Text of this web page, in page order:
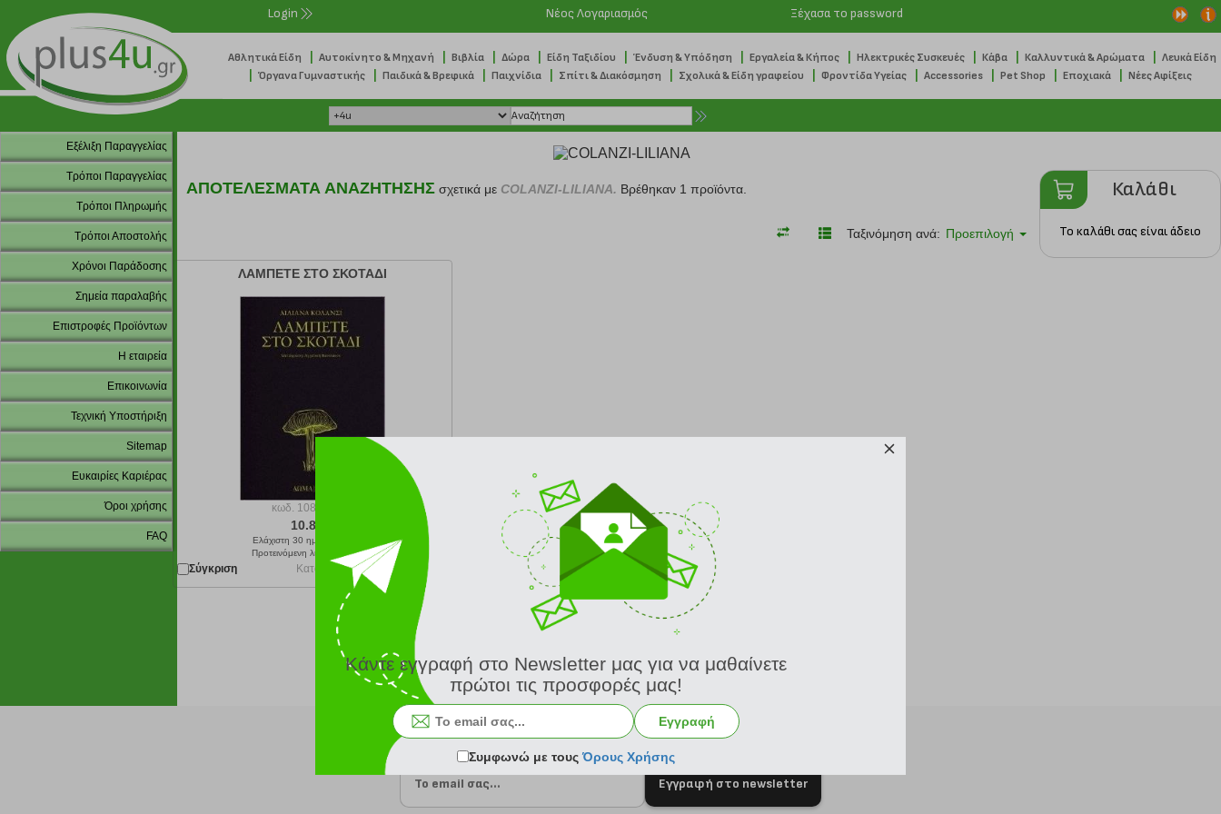
Login Νέος Λογαριασμός Ξέχασα το password
Αθλητικά Είδη Αυτοκίνητο & Μηχανή Βιβλία Δώρα Είδη Ταξιδίου Ένδυση & Υπόδηση Εργαλεία & Κήπος Ηλεκτρικές Συσκευές Κάβα Καλλυντικά & Αρώματα Λευκά Είδη
Όργανα Γυμναστικής Παιδικά & Βρεφικά Παιχνίδια Σπίτι & Διακόσμηση Σχολικά & Είδη γραφείου Φροντίδα Υγείας Accessories Pet Shop Εποχιακά Νέες Αφίξεις
Εξέλιξη Παραγγελίας
Τρόποι Παραγγελίας
Τρόποι Πληρωμής
Τρόποι Αποστολής
Χρόνοι Παράδοσης
Σημεία παραλαβής
Επιστροφές Προϊόντων
Η εταιρεία
Επικοινωνία
Τεχνική Υποστήριξη
Sitemap
Ευκαιρίες Καριέρας
Όροι χρήσης
FAQ
ΑΠΟΤΕΛΕΣΜΑΤΑ ΑΝΑΖΗΤΗΣΗΣ σχετικά με COLANZI-LILIANA. Βρέθηκαν 1 προϊόντα.
Ταξινόμηση ανά: Προεπιλογή
ΛΑΜΠΕΤΕ ΣΤΟ ΣΚΟΤΑΔΙ
κωδ. 108189727
10.81 €
Ελάχιστη 30 ημερών 12.01 €
Προτεινόμενη λιανική 12.01 €
Σύγκριση Κατόπιν παραγγελίας από 24/8
Καλάθι
Το καλάθι σας είναι άδειο
Εγγραφή στο newsletter
Κάντε εγγραφή στο Newsletter μας για να μαθαίνετε
πρώτοι τις προσφορές μας!
Εγγραφή
Συμφωνώ με τουςΌρους Χρήσης